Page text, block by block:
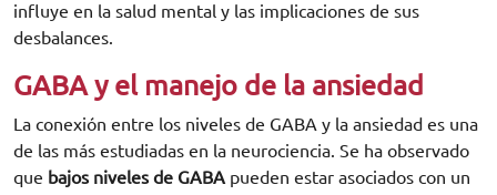
influye en la salud mental y las implicaciones de sus
desbalances.
GABA y el manejo de la ansiedad
La conexión entre los niveles de GABA y la ansiedad es una
de las más estudiadas en la neurociencia. Se ha observado
que bajos niveles de GABA pueden estar asociados con un